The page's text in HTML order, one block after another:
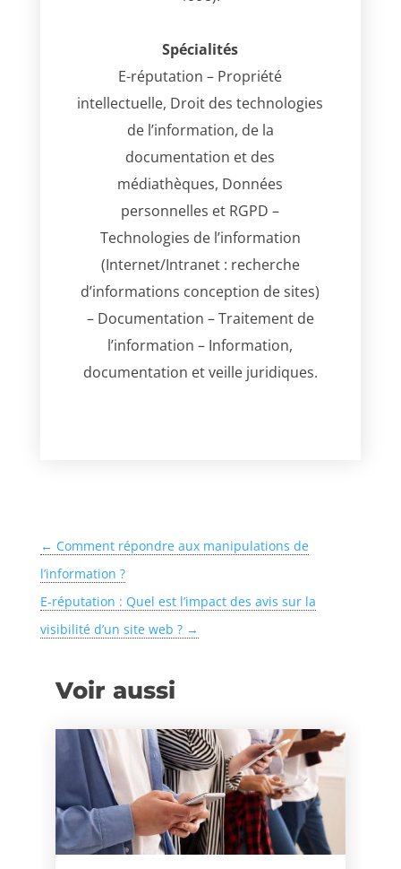
Spécialités
E-réputation – Propriété
intellectuelle, Droit des technologies
de l’information, de la
documentation et des
médiathèques, Données
personnelles et RGPD –
Technologies de l’information
(Internet/Intranet : recherche
d’informations conception de sites)
– Documentation – Traitement de
l’information – Information,
documentation et veille juridiques.
← Comment répondre aux manipulations de
l’information ?
E-réputation : Quel est l’impact des avis sur la
visibilité d’un site web ? →
Voir aussi